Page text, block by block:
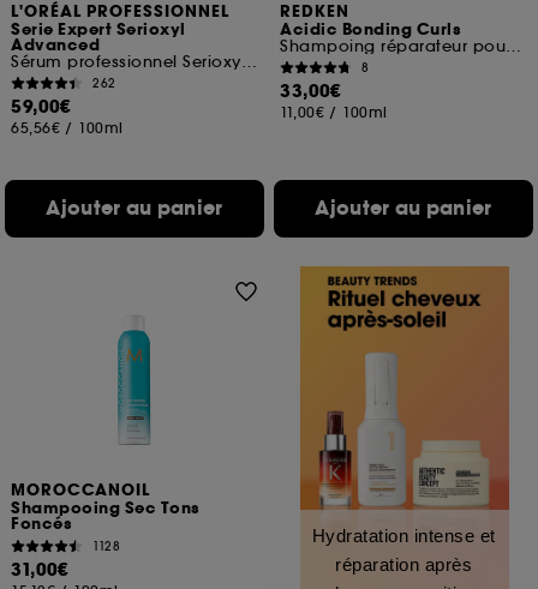
L'ORÉAL PROFESSIONNEL
Serie Expert Serioxyl
Advanced
Sérum professionnel Serioxyl densifiant
262
59,00€
65,56€ / 100ml
Ajouter au panier
REDKEN
Acidic Bonding Curls
Shampoing réparateur pour cheveux bouclés abimés
8
33,00€
11,00€ / 100ml
Ajouter au panier
MOROCCANOIL
Shampooing Sec Tons
Foncés
1128
31,00€
Hydratation intense et
réparation après